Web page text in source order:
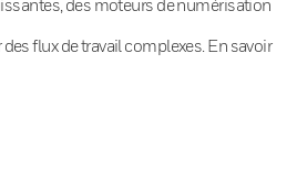
des moteurs de numérisation
flux de travail complexes. En savoir